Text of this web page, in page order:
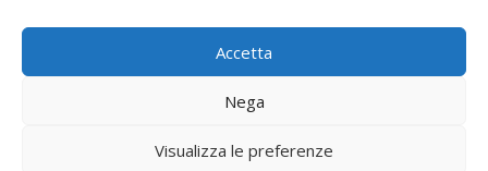
Accetta
Nega
Visualizza le preferenze
Festa della mamma: Le settimane di